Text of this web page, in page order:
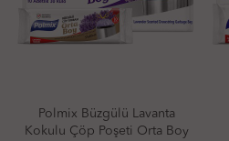
Polmix Büzgülü Lavanta
Kokulu Çöp Poşeti Orta Boy